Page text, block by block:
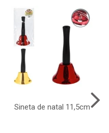
Sineta de natal 11,5cm